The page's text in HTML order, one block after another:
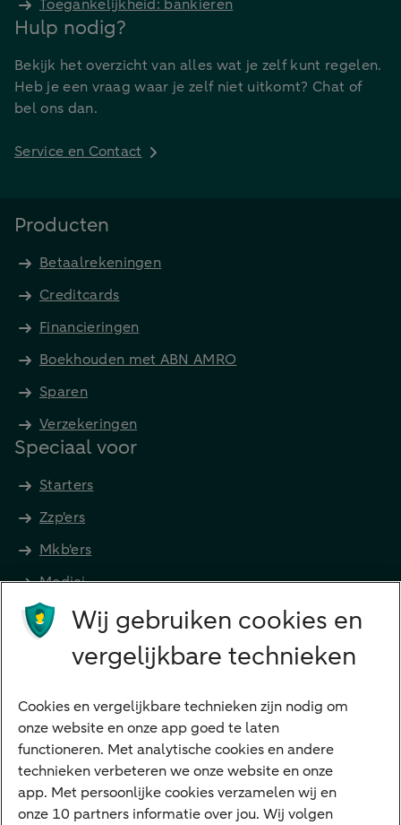
Toegankelijkheid: bankieren
Hulp nodig?
Bekijk het overzicht van alles wat je zelf kunt regelen.
Heb je een vraag waar je zelf niet uitkomt? Chat of
bel ons dan.
Service en Contact
Producten
Betaalrekeningen
Creditcards
Financieringen
Boekhouden met ABN AMRO
Sparen
Verzekeringen
Speciaal voor
Starters
Zzp'ers
Mkb'ers
Medici
Advocaten en notarissen
Diensten
VraagHugo
Corporate Finance
Tikkie zakelijk
Wij gebruiken cookies en
vergelijkbare technieken
Cookies en vergelijkbare technieken zijn nodig om
onze website en onze app goed te laten
functioneren. Met analytische cookies en andere
technieken verbeteren we onze website en onze
app. Met persoonlijke cookies verzamelen wij en
onze 10 partners informatie over jou. Wij volgen